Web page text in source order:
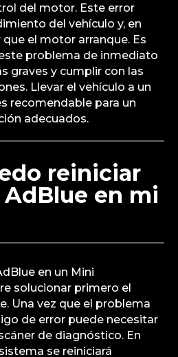
del motor. Este error
del vehículo y, en
el motor arranque. Es
problema de inmediato
graves y cumplir con las
Llevar el vehículo a un
recomendable para un
adecuados.
reiniciar
en mi
en un Mini
solucionar primero el
Una vez que el problema
de error puede necesitar
de diagnóstico. En
se reiniciará